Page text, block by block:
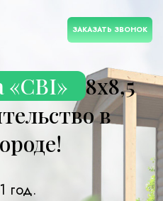
ЗАКАЗАТЬ ЗВОНОК
«CBI»
8х8,5
в
год.